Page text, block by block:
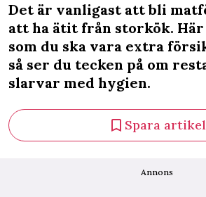
Det är vanligast att bli
att ha ätit från storkök.
som du ska vara extra
så ser du tecken på om
slarvar med hygien.
Spara artikel
Annons